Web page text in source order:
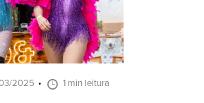
2025 1 min leitura